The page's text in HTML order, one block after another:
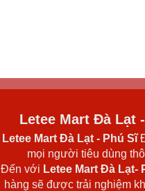
Letee Mart Đà Lạt
Letee Mart Đà Lạt - Phú Sĩ
mọi người tiêu dùng
Đến với Letee Mart Đà Lạt-
hàng sẽ được trải nghiệm